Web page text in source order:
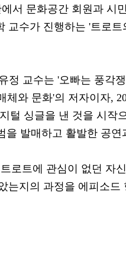
서 문화공간 회원과 시
교수가 진행하는 '트로
정 교수는 '오빠는 풍각
와 문화'의 저자이자,
털 싱글을 낸 것을 시작
을 발매하고 활발한 공연
로트에 관심이 없던 자
는지의 과정을 에피소드